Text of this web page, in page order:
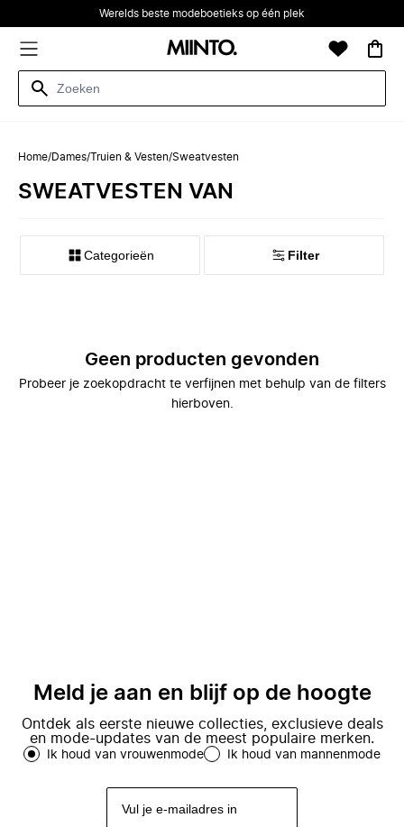
Werelds beste modeboetieks op één plek
Home/Dames/Truien & Vesten/Sweatvesten
SWEATVESTEN VAN
Categorieën Filter
Geen producten gevonden
Probeer je zoekopdracht te verfijnen met behulp van de filters
hierboven.
Meld je aan en blijf op de hoogte
Ontdek als eerste nieuwe collecties, exclusieve deals
en mode-updates van de meest populaire merken.
Ik houd van vrouwenmode Ik houd van mannenmode